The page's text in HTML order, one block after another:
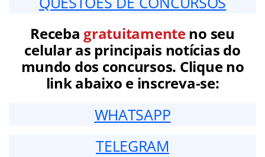
Receba gratuitamenteno seu
celular as principais notícias do
mundo dos concursos. Clique no
link abaixo e inscreva-se:
WHATSAPP
TELEGRAM